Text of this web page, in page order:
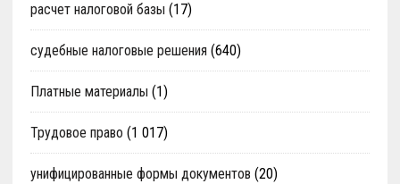
расчет налоговой базы (17)
судебные налоговые решения (640)
Платные материалы (1)
Трудовое право (1 017)
унифицированные формы документов (20)